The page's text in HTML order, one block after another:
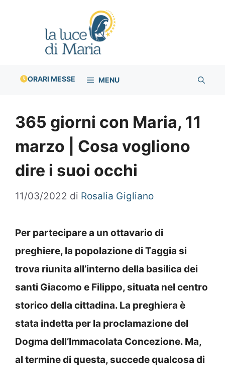
ORARI MESSE MENU
365 giorni con Maria, 11
marzo | Cosa vogliono
dire i suoi occhi
11/03/2022 di Rosalia Gigliano
Per partecipare a un ottavario di
preghiere, la popolazione di Taggia si
trova riunita all’interno della basilica dei
santi Giacomo e Filippo, situata nel centro
storico della cittadina. La preghiera è
stata indetta per la proclamazione del
Dogma dell’Immacolata Concezione. Ma,
al termine di questa, succede qualcosa di